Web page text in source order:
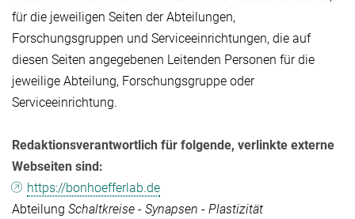
für die jeweiligen Seiten der Abteilungen,
Forschungsgruppen und Serviceeinrichtungen, die auf
diesen Seiten angegebenen Leitenden Personen für die
jeweilige Abteilung, Forschungsgruppe oder
Serviceeinrichtung.
Redaktionsverantwortlich für folgende, verlinkte externe
Webseiten sind:
https://bonhoefferlab.de
Abteilung Schaltkreise - Synapsen - Plastizität